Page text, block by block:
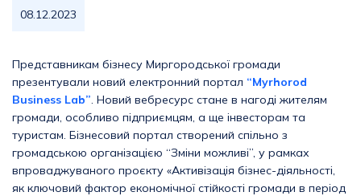
08.12.2023
Представникам бізнесу Миргородської громади
презентували новий електронний портал “Myrhorod
Business Lab”. Новий вебресурс стане в нагоді жителям
громади, особливо підприємцям, а ще інвесторам та
туристам. Бізнесовий портал створений спільно з
громадською організацією “Зміни можливі”, у рамках
впроваджуваного проєкту «Активізація бізнес-діяльності,
як ключовий фактор економічної стійкості громади в період